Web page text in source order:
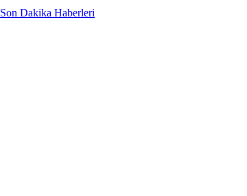
Son Dakika Haberleri